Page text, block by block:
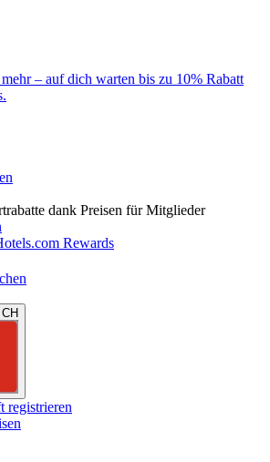
– auf dich warten bis zu 10% Rabatt
dank Preisen für Mitglieder
Rewards
registrieren